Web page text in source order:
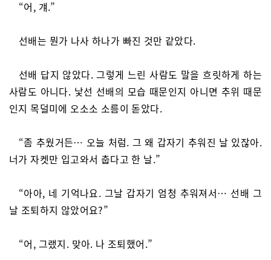
“어, 걔.”
선배는 뭔가 나사 하나가 빠진 것만 같았다.
선배 답지 않았다. 그렇게 느린 사람도 말을 흐릿하게 하는
사람도 아니다. 낯선 선배의 모습 때문인지 아니면 추위 때문
인지 목덜미에 오소소 소름이 돋았다.
“좀 추웠거든… 오늘 처럼. 그 왜 갑자기 추워진 날 있잖아.
너가 자켓만 입고와서 춥다고 한 날.”
“아아, 네 기억나요. 그날 갑자기 엄청 추워져서… 선배 그
날 조퇴하지 않았어요?”
“어, 그랬지. 맞아. 나 조퇴했어.”